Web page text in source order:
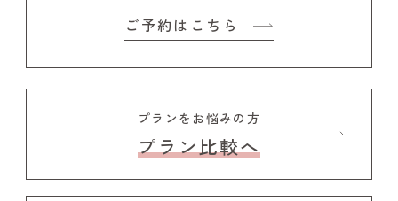
ご予約はこちら
プランをお悩みの方
プラン比較へ